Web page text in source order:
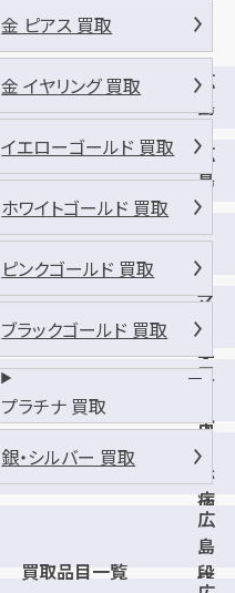
広
島
本
店
広
島
上
安
店
ム
ー
八
木
店
マ
ッ
ク
ス
リ
ュ
高
陽
店
五
市
中
央
店
日
赤
病
院
前
店
広
島
段
金 ピアス 買取
金 イヤリング 買取
イエローゴールド 買取
ホワイトゴールド 買取
ピンクゴールド 買取
ブラックゴールド 買取
プラチナ 買取
銀・シルバー 買取
買取品目一覧